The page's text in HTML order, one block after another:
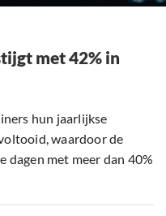
met 42% in
hun jaarlijkse
waardoor de
dagen met meer dan 40%